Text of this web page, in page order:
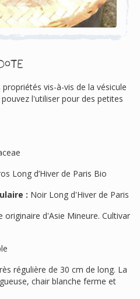
vis-à-vis de la vésicule
l'utiliser pour des petites
Long d’Hiver de Paris Bio
: Noir Long d'Hiver de Paris
originaire d'Asie Mineure. Cultivar
régulière de 30 cm de long. La
chair blanche ferme et